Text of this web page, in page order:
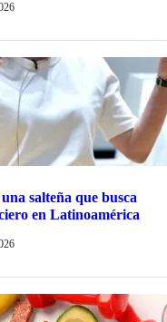
salteña que busca
en Latinoamérica